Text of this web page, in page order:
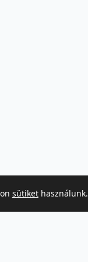
sütikethasználunk.